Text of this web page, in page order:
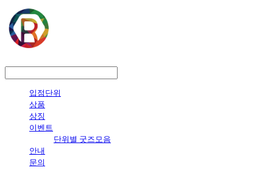
입점단위
상품
상징
이벤트
단위별 굿즈모음
안내
문의